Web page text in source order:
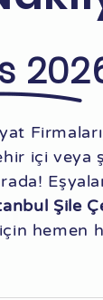
içi veya
Şile
hemen